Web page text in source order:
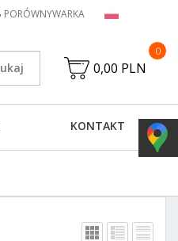
PORÓWNYWARKA
0,00 PLN
0
KONTAKT